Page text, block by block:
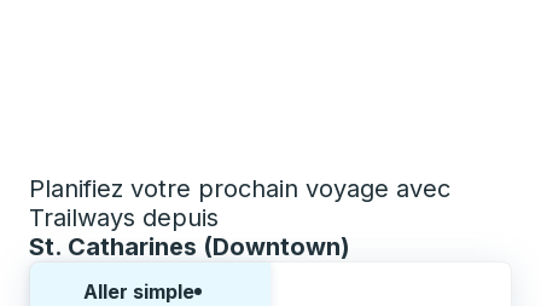
Planifiez votre prochain voyage avec
Trailways depuis
St. Catharines (Downtown)
Aller simple